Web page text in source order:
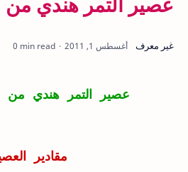
0 min read
عصير التمر هندي من
مقادير